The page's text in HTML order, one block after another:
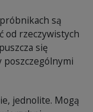
są
od rzeczywistych
się
jednolite. Mogą